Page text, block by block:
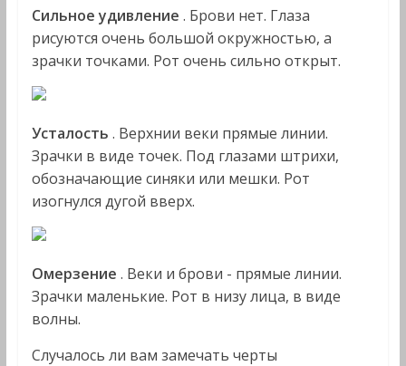
Сильное удивление . Брови нет. Глаза
рисуются очень большой окружностью, а
зрачки точками. Рот очень сильно открыт.
Усталость . Верхнии веки прямые линии.
Зрачки в виде точек. Под глазами штрихи,
обозначающие синяки или мешки. Рот
изогнулся дугой вверх.
Омерзение . Веки и брови - прямые линии.
Зрачки маленькие. Рот в низу лица, в виде
волны.
Случалось ли вам замечать черты